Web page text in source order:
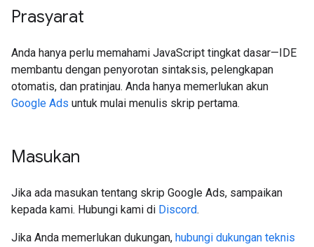
Prasyarat
Anda hanya perlu memahami JavaScript tingkat dasar—IDE
membantu dengan penyorotan sintaksis, pelengkapan
otomatis, dan pratinjau. Anda hanya memerlukan akun
Google Ads untuk mulai menulis skrip pertama.
Masukan
Jika ada masukan tentang skrip Google Ads, sampaikan
kepada kami. Hubungi kami di Discord.
Jika Anda memerlukan dukungan, hubungi dukungan teknis